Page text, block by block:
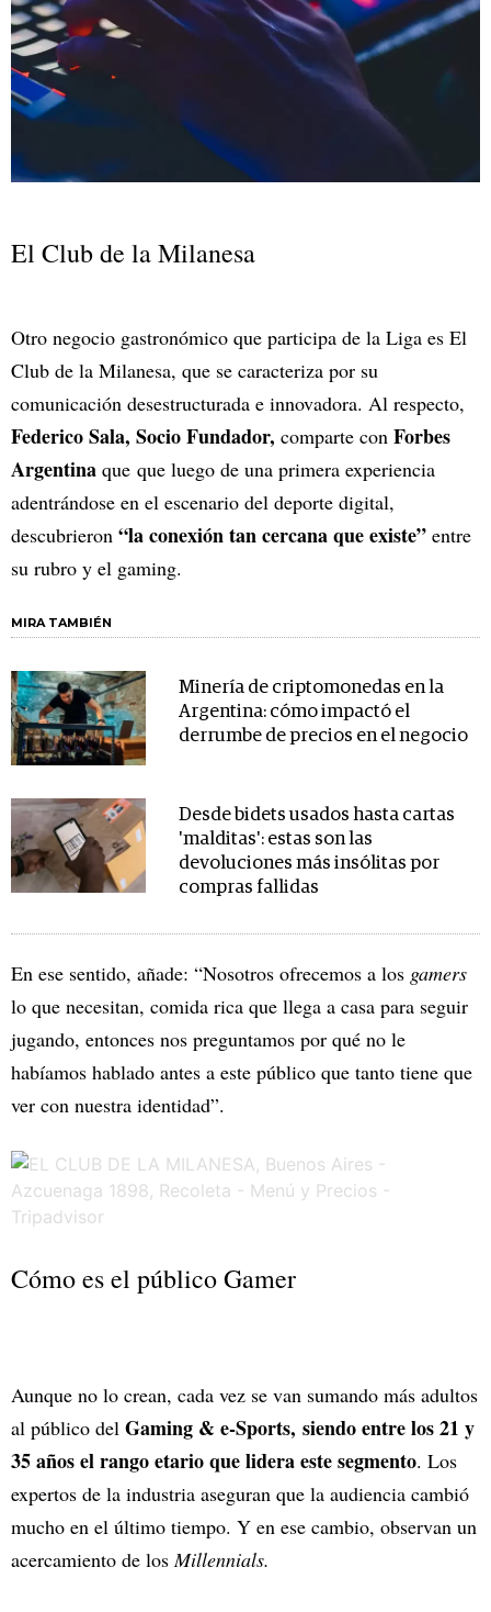
El Club de la Milanesa
Otro negocio gastronómico que participa de la Liga es El
Club de la Milanesa, que se caracteriza por su
comunicación desestructurada e innovadora. Al respecto,
Federico Sala, Socio Fundador, comparte con Forbes
Argentina que que luego de una primera experiencia
adentrándose en el escenario del deporte digital,
descubrieron “la conexión tan cercana que existe” entre
su rubro y el gaming.
MIRA TAMBIÉN
Minería de criptomonedas en la
Argentina: cómo impactó el
derrumbe de precios en el negocio
Desde bidets usados hasta cartas
'malditas': estas son las
devoluciones más insólitas por
compras fallidas
En ese sentido, añade: “Nosotros ofrecemos a los gamers
lo que necesitan, comida rica que llega a casa para seguir
jugando, entonces nos preguntamos por qué no le
habíamos hablado antes a este público que tanto tiene que
ver con nuestra identidad”.
Cómo es el público Gamer
Aunque no lo crean, cada vez se van sumando más adultos
al público del Gaming & e-Sports, siendo entre los 21 y
35 años el rango etario que lidera este segmento. Los
expertos de la industria aseguran que la audiencia cambió
mucho en el último tiempo. Y en ese cambio, observan un
acercamiento de los Millennials.